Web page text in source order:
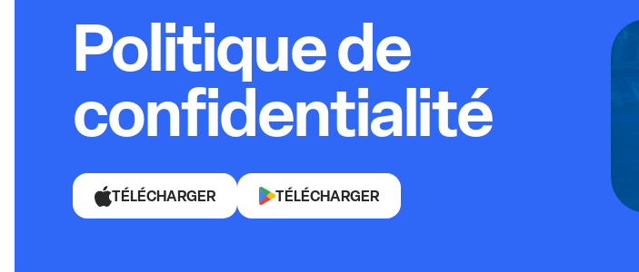
Politique de
confidentialité
TÉLÉCHARGER TÉLÉCHARGER